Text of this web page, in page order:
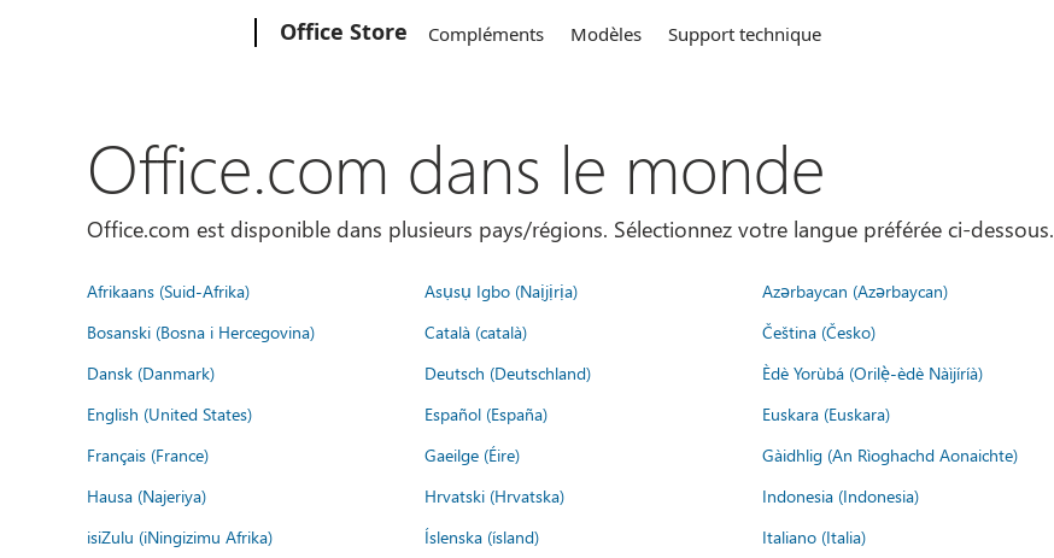
Office Store Compléments Modèles Support technique
Office.com dans le monde
Office.com est disponible dans plusieurs pays/régions. Sélectionnez votre langue préférée ci-dessous.
Afrikaans (Suid-Afrika) Asụsụ Igbo (Naịjịrịa) Azərbaycan (Azərbaycan)
Bosanski (Bosna i Hercegovina)
Català (català) Čeština (Česko)
Dansk (Danmark)
Deutsch (Deutschland) Èdè Yorùbá (Orilẹ̀-èdè Nàìjíríà)
English (United States)
Español (España) Euskara (Euskara)
Français (France)
Gaeilge (Éire) Gàidhlig (An Rìoghachd Aonaichte)
Hausa (Najeriya)
Hrvatski (Hrvatska) Indonesia (Indonesia)
isiZulu (iNingizimu Afrika)
Íslenska (ísland) Italiano (Italia)